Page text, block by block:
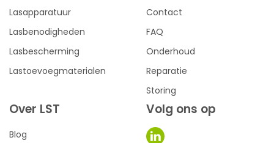
Lasapparatuur
Lasbenodigheden
Lasbescherming
Lastoevoegmaterialen
Contact
FAQ
Onderhoud
Reparatie
Storing
Over LST
Blog
Volg ons op